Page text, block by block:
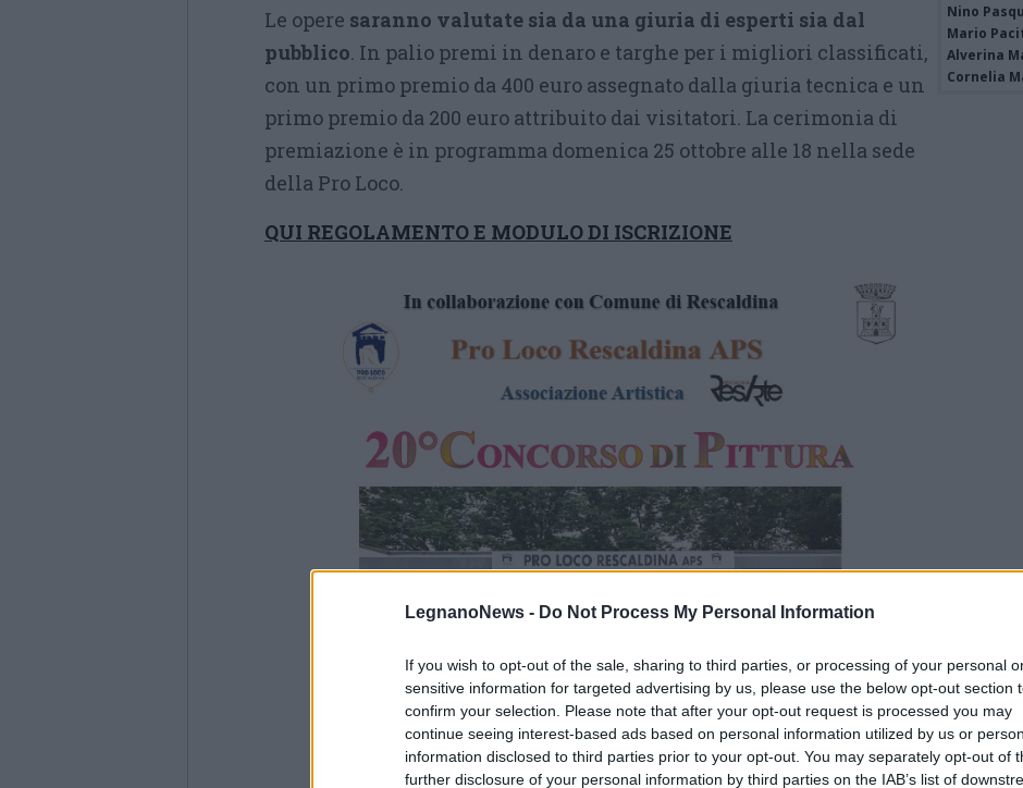
LegnanoNews - Do Not Process My Personal Information
If you wish to opt-out of the sale, sharing to third parties, or processing of your personal
sensitive information for targeted advertising by us, please use the below opt-out section
confirm your selection. Please note that after your opt-out request is processed you may
continue seeing interest-based ads based on personal information utilized by us or
information disclosed to third parties prior to your opt-out. You may separately opt-out of
further disclosure of your personal information by third parties on the IAB’s list of
Le opere saranno valutate sia da una giuria di esperti sia dal
pubblico. In palio premi in denaro e targhe per i migliori classificati,
con un primo premio da 400 euro assegnato dalla giuria tecnica e un
primo premio da 200 euro attribuito dai visitatori. La cerimonia di
premiazione è in programma domenica 25 ottobre alle 18 nella sede
della Pro Loco.
QUI REGOLAMENTO E MODULO DI ISCRIZIONE
Nino
Mario
Alverina
Cornelia